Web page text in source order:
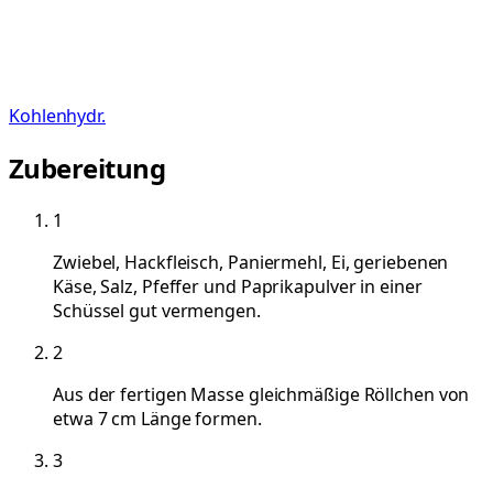
Kohlenhydr.
Zubereitung
1
Zwiebel, Hackfleisch, Paniermehl, Ei, geriebenen
Käse, Salz, Pfeffer und Paprikapulver in einer
Schüssel gut vermengen.
2
Aus der fertigen Masse gleichmäßige Röllchen von
etwa 7 cm Länge formen.
3